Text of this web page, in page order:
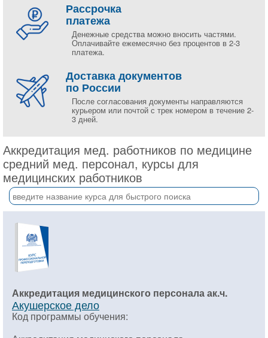
Рассрочка
платежа
Денежные средства можно вносить частями.
Оплачивайте ежемесячно без процентов в 2-3
платежа.
Доставка документов
по России
После согласования документы направляются
курьером или почтой с трек номером в течение 2-
3 дней.
Аккредитация мед. работников по медицине
средний мед. персонал, курсы для
медицинских работников
Аккредитация медицинского персонала ак.ч.
Акушерское дело
Код программы обучения: